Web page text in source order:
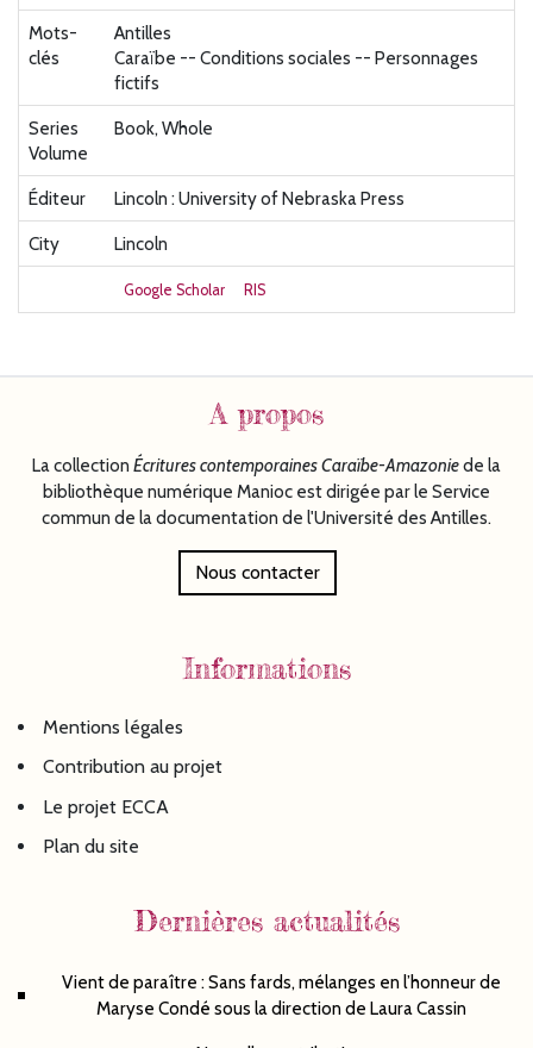
Mots-
clés
Antilles
Caraïbe -- Conditions sociales -- Personnages
fictifs
Series
Volume
Book, Whole
Éditeur
Lincoln : University of Nebraska Press
City
Lincoln
Google Scholar RIS
A propos
La collection Écriturescontemporaines Caraïbe-Amazoniede la
bibliothèque numérique Manioc est dirigée par le Service
commun de la documentation de l'Université des Antilles.
Nous contacter
Informations
Mentions légales
Contribution au projet
Le projet ECCA
Plan du site
Dernières actualités
Vient de paraître : Sans fards, mélanges en l’honneur de
Maryse Condé sous la direction de Laura Cassin